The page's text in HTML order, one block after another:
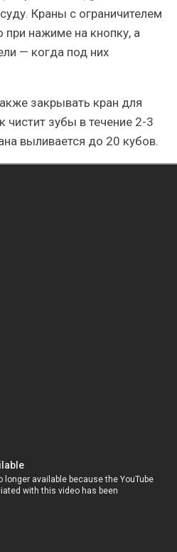
. Краны с ограничителем
нажиме на кнопку, а
— когда под них
закрывать кран для
чистит зубы в течение 2-3
выливается до 20 кубов.